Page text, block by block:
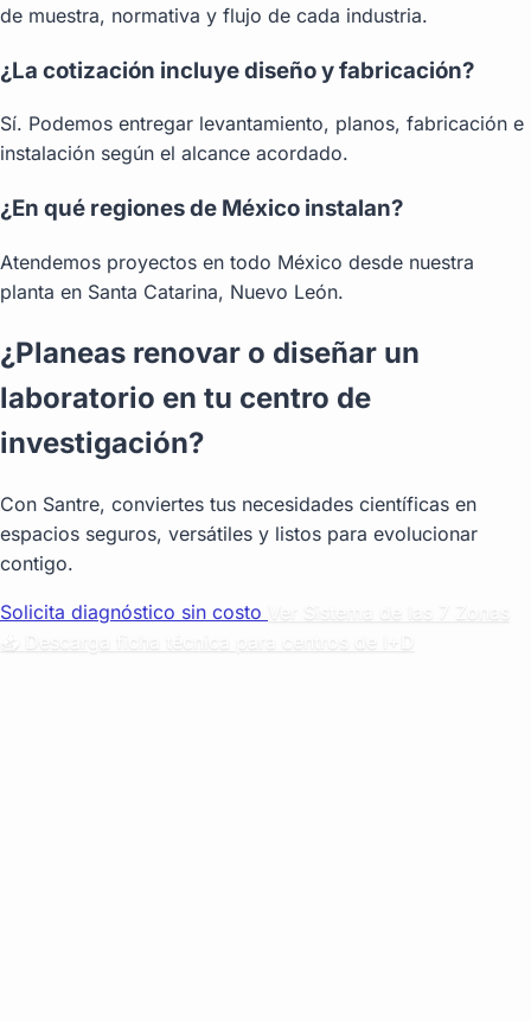
de muestra, normativa y flujo de cada industria.
¿La cotización incluye diseño y fabricación?
Sí. Podemos entregar levantamiento, planos, fabricación e
instalación según el alcance acordado.
¿En qué regiones de México instalan?
Atendemos proyectos en todo México desde nuestra
planta en Santa Catarina, Nuevo León.
¿Planeas renovar o diseñar un
laboratorio en tu centro de
investigación?
Con Santre, conviertes tus necesidades científicas en
espacios seguros, versátiles y listos para evolucionar
contigo.
Solicita diagnóstico sin costo
📥 Descarga ficha técnica para centros de I+D